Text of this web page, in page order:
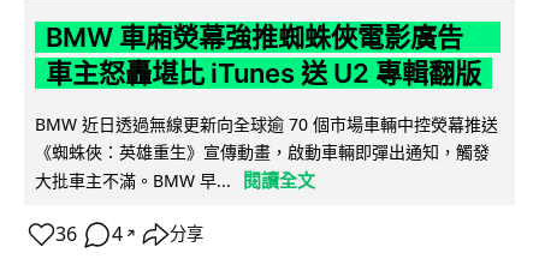
BMW 車廂熒幕強推蜘蛛俠電影廣告
車主怒轟堪比 iTunes 送 U2 專輯翻版
BMW 近日透過無線更新向全球逾 70 個市場車輛中控熒幕推送
《蜘蛛俠：英雄重生》宣傳動畫，啟動車輛即彈出通知，觸發
大批車主不滿。BMW 早...
閱讀全文
36 4 ↗ 分享